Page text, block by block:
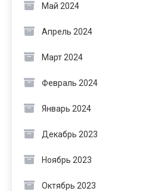
Май 2024
Апрель 2024
Март 2024
Февраль 2024
Январь 2024
Декабрь 2023
Ноябрь 2023
Октябрь 2023